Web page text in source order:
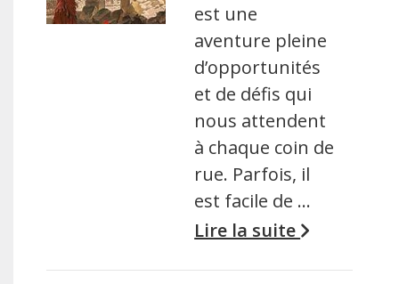
est une
aventure pleine
d’opportunités
et de défis qui
nous attendent
à chaque coin de
rue. Parfois, il
est facile de …
Lire la suite